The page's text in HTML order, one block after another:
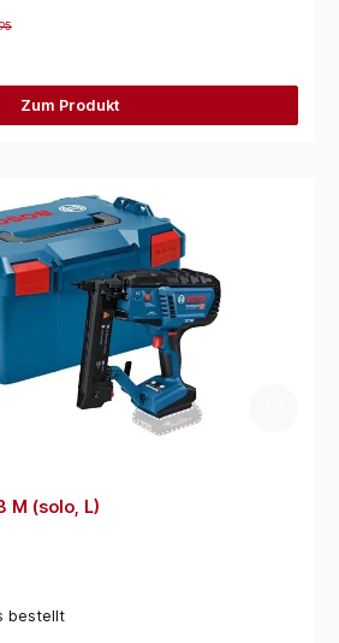
Zum Produkt
M (solo, L)
bestellt